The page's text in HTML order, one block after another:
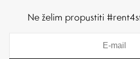
Ne želim propustiti